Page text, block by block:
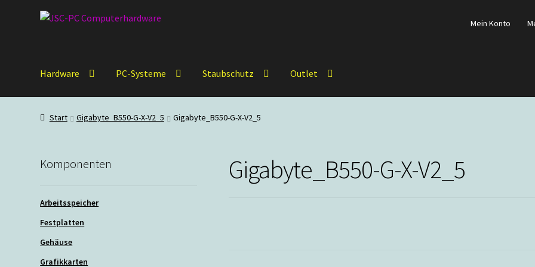
Zur
Zum
Mein Konto
Hardware PC-Systeme Staubschutz Outlet
Start Gigabyte_B550-G-X-V2_5 Gigabyte_B550-G-X-V2_5
Gigabyte_B550-G-X-V2_5
Komponenten
Arbeitsspeicher
Festplatten
Gehäuse
Grafikkarten